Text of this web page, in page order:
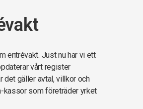
entrévakt. Just nu har vi ett
vårt register
det gäller avtal, villkor och
kassor som företräder yrket